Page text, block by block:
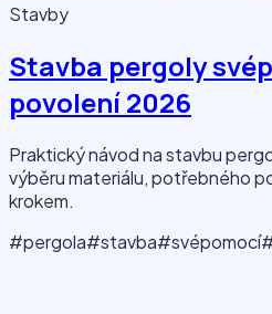
Stavby
Stavba pergoly
povolení 2026
Praktický návod na stavbu
výběru materiálu, potřebného
krokem.
#pergola#stavba#svépomocí